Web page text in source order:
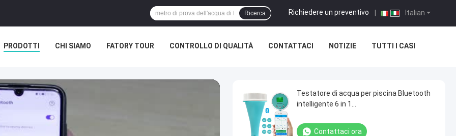
Italian
Richiedere un preventivo
Ricerca
PRODOTTI CHI SIAMO FATORY TOUR CONTROLLO DI QUALITÀ CONTATTACI NOTIZIE TUTTI I CASI
Testatore di acqua per piscina Bluetooth
intelligente 6 in 1
acquatiche in piscina
Contattaci ora